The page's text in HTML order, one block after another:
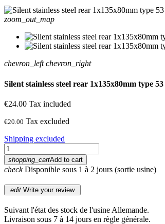
zoom_out_map
chevron_left chevron_right
Silent stainless steel rear 1x135x80mm type
€24.00 Tax included
€20.00 Tax excluded
Shipping excluded
shopping_cartAdd to cart
checkDisponible sous 1 à 2 jours (sortie usine)
edit Write your review
Suivant l'état des stock de l'usine Allemande.
Livraison sous 7 à 14 jours en règle générale.